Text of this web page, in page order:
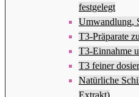
festgelegt
Umwandlung,
T3-Präparate
T3-Einnahme
T3 feiner
Natürliche
Extrakt)